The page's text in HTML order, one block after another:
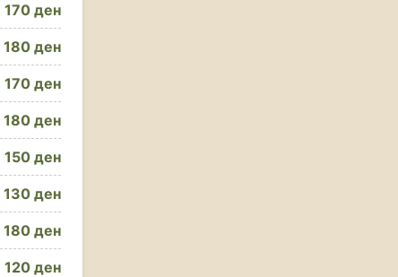
170 ден
180 ден
170 ден
180 ден
150 ден
130 ден
180 ден
120 ден